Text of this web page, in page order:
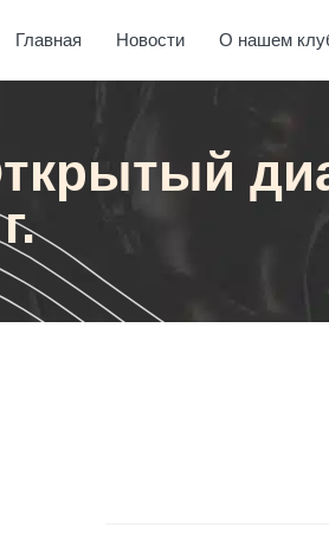
Главная Новости О нашем